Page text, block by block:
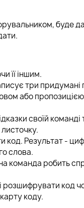
буде
її іншим.
три придумані
або
своїй команді
Результат -
слова.
команда робить
розшифрувати код
коду.